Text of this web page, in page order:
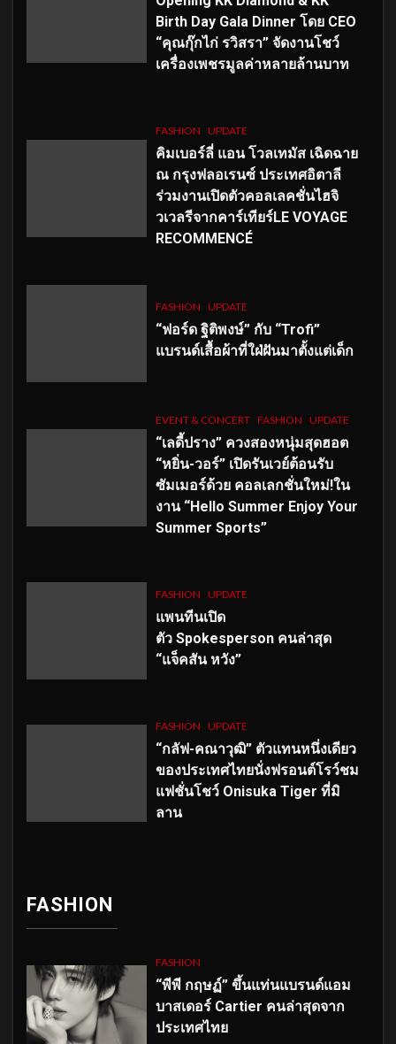
Birth Day Gala Dinner โดย CEO
“คุณกุ๊กไก่ รวิสรา” จัดงานโชว์
เครื่องเพชรมูลค่าหลายล้านบาท
FASHION UPDATE
คิมเบอร์ลี่ แอน โวลเทมัส เฉิดฉาย
ณ กรุงฟลอเรนซ์ ประเทศอิตาลี
ร่วมงานเปิดตัวคอลเลคชั่นไฮจิ
วเวลรีจากคาร์เทียร์LE VOYAGE
RECOMMENCÉ
FASHION UPDATE
“ฟอร์ด ฐิติพงษ์” กับ “Trofi”
แบรนด์เสื้อผ้าที่ใฝ่ฝันมาตั้งแต่เด็ก
EVENT & CONCERT FASHION UPDATE
“เลดี้ปราง” ควงสองหนุ่มสุดฮอต
“หยิ่น-วอร์” เปิดรันเวย์ต้อนรับ
ซัมเมอร์ด้วย คอลเลกชั่นใหม่!ใน
งาน “Hello Summer Enjoy Your
Summer Sports”
FASHION UPDATE
แพนทีนเปิด
ตัว Spokesperson คนล่าสุด
“แจ็คสัน หวัง”
FASHION UPDATE
“กลัฟ-คณาวุฒิ” ตัวแทนหนึ่งเดียว
ของประเทศไทยนั่งฟรอนต์โรว์ชม
แฟชั่นโชว์ Onisuka Tiger ที่มิ
ลาน
FASHION
FASHION
“พีพี กฤษฏ์” ขึ้นแท่นแบรนด์แอม
บาสเดอร์ Cartier คนล่าสุดจาก
ประเทศไทย